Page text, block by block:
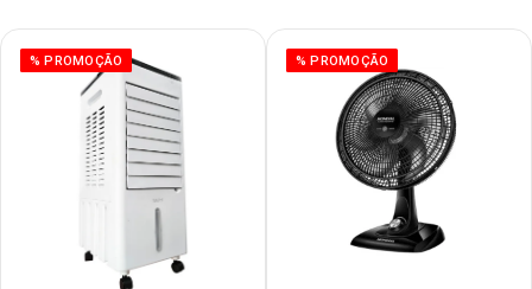
% PROMOÇÃO % PROMOÇÃO